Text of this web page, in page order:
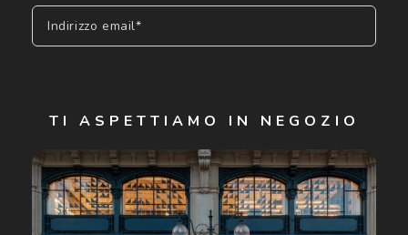
Indirizzo email*
Cliccando su "Iscriviti", confermo di avere più di 16 anni e
acconsento all'utilizzo dei miei Dati Personali da parte di
Luxottica Group S.p.A. per l'invio di offerte speciali, novità
ed altre comunicazioni di carattere pubblicitario (consultare
Informativa sulla privacyper ulteriori informazioni).
TI ASPETTIAMO IN NEGOZIO